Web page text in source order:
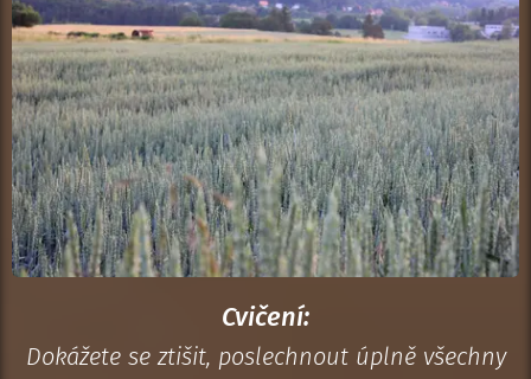
Cvičení:
Dokážete se ztišit, poslechnout úplně všechny